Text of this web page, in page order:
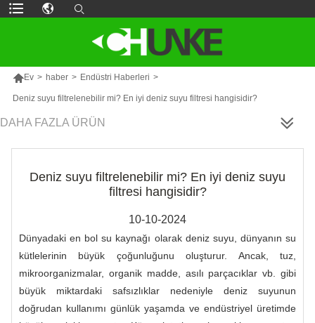
Ev > haber > Endüstri Haberleri >
Deniz suyu filtrelenebilir mi? En iyi deniz suyu filtresi hangisidir?
DAHA FAZLA ÜRÜN
Deniz suyu filtrelenebilir mi? En iyi deniz suyu
filtresi hangisidir?
10-10-2024
Dünyadaki en bol su kaynağı olarak deniz suyu, dünyanın su
kütlelerinin büyük çoğunluğunu oluşturur. Ancak, tuz,
mikroorganizmalar, organik madde, asılı parçacıklar vb. gibi
büyük miktardaki safsızlıklar nedeniyle deniz suyunun
doğrudan kullanımı günlük yaşamda ve endüstriyel üretimde